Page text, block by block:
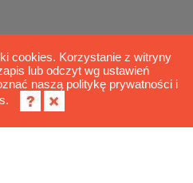
Interviol
cookies
cookies. Korzystanie z witryny
lub odczyt wg ustawień
naszą politykę prywatności i